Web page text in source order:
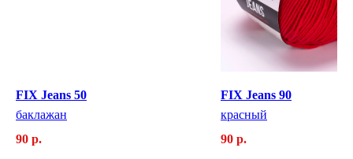
FIX Jeans 50
баклажан
90 р.
FIX Jeans 90
красный
90 р.